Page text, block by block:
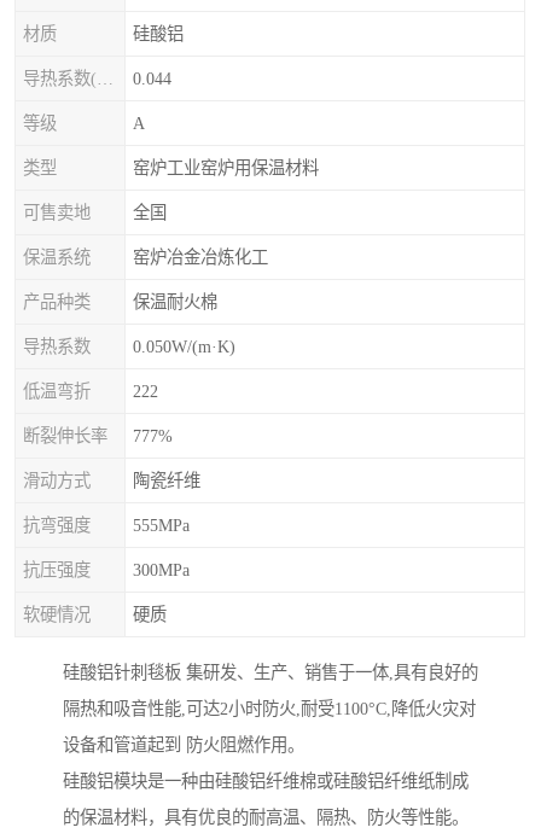
材质 硅酸铝
0.044
等级 A
类型 窑炉工业窑炉用保温材料
可售卖地 全国
保温系统 窑炉冶金冶炼化工
产品种类 保温耐火棉
导热系数 0.050W/(m·K)
低温弯折 222
断裂伸长率 777%
滑动方式 陶瓷纤维
抗弯强度 555MPa
抗压强度 300MPa
软硬情况 硬质
硅酸铝针刺毯板 集研发、生产、销售于一体,具有良好的
隔热和吸音性能,可达2小时防火,耐受1100°C,降低火灾对
设备和管道起到 防火阻燃作用。
硅酸铝模块是一种由硅酸铝纤维棉或硅酸铝纤维纸制成
的保温材料，具有优良的耐高温、隔热、防火等性能。